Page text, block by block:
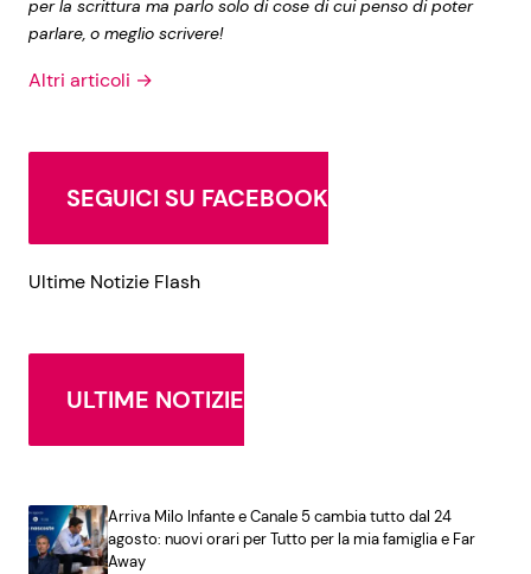
per la scrittura ma parlo solo di cose di cui penso di poter
parlare, o meglio scrivere!
Altri articoli →
SEGUICI SU FACEBOOK
Ultime Notizie Flash
ULTIME NOTIZIE
Arriva Milo Infante e Canale 5 cambia tutto dal 24
agosto: nuovi orari per Tutto per la mia famiglia e Far
Away